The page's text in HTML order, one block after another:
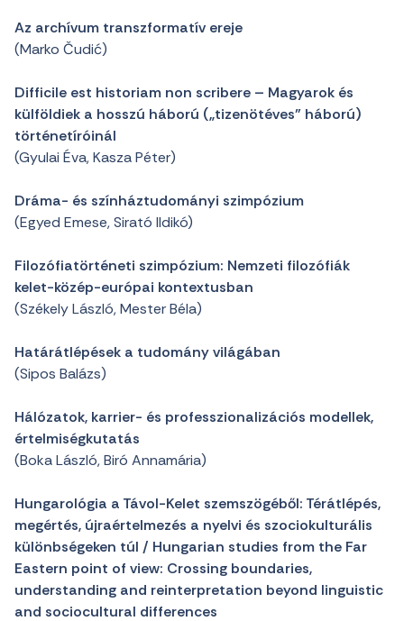
Az archívum transzformatív ereje
(Marko Čudić)
Difficile est historiam non scribere – Magyarok és
külföldiek a hosszú háború („tizenötéves” háború)
történetíróinál
(Gyulai Éva, Kasza Péter)
Dráma- és színháztudományi szimpózium
(Egyed Emese, Sirató Ildikó)
Filozófiatörténeti szimpózium: Nemzeti filozófiák
kelet-közép-európai kontextusban
(Székely László, Mester Béla)
Határátlépések a tudomány világában
(Sipos Balázs)
Hálózatok, karrier- és professzionalizációs modellek,
értelmiségkutatás
(Boka László, Biró Annamária)
Hungarológia a Távol-Kelet szemszögéből: Térátlépés,
megértés, újraértelmezés a nyelvi és szociokulturális
különbségeken túl / Hungarian studies from the Far
Eastern point of view: Crossing boundaries,
understanding and reinterpretation beyond linguistic
and sociocultural differences